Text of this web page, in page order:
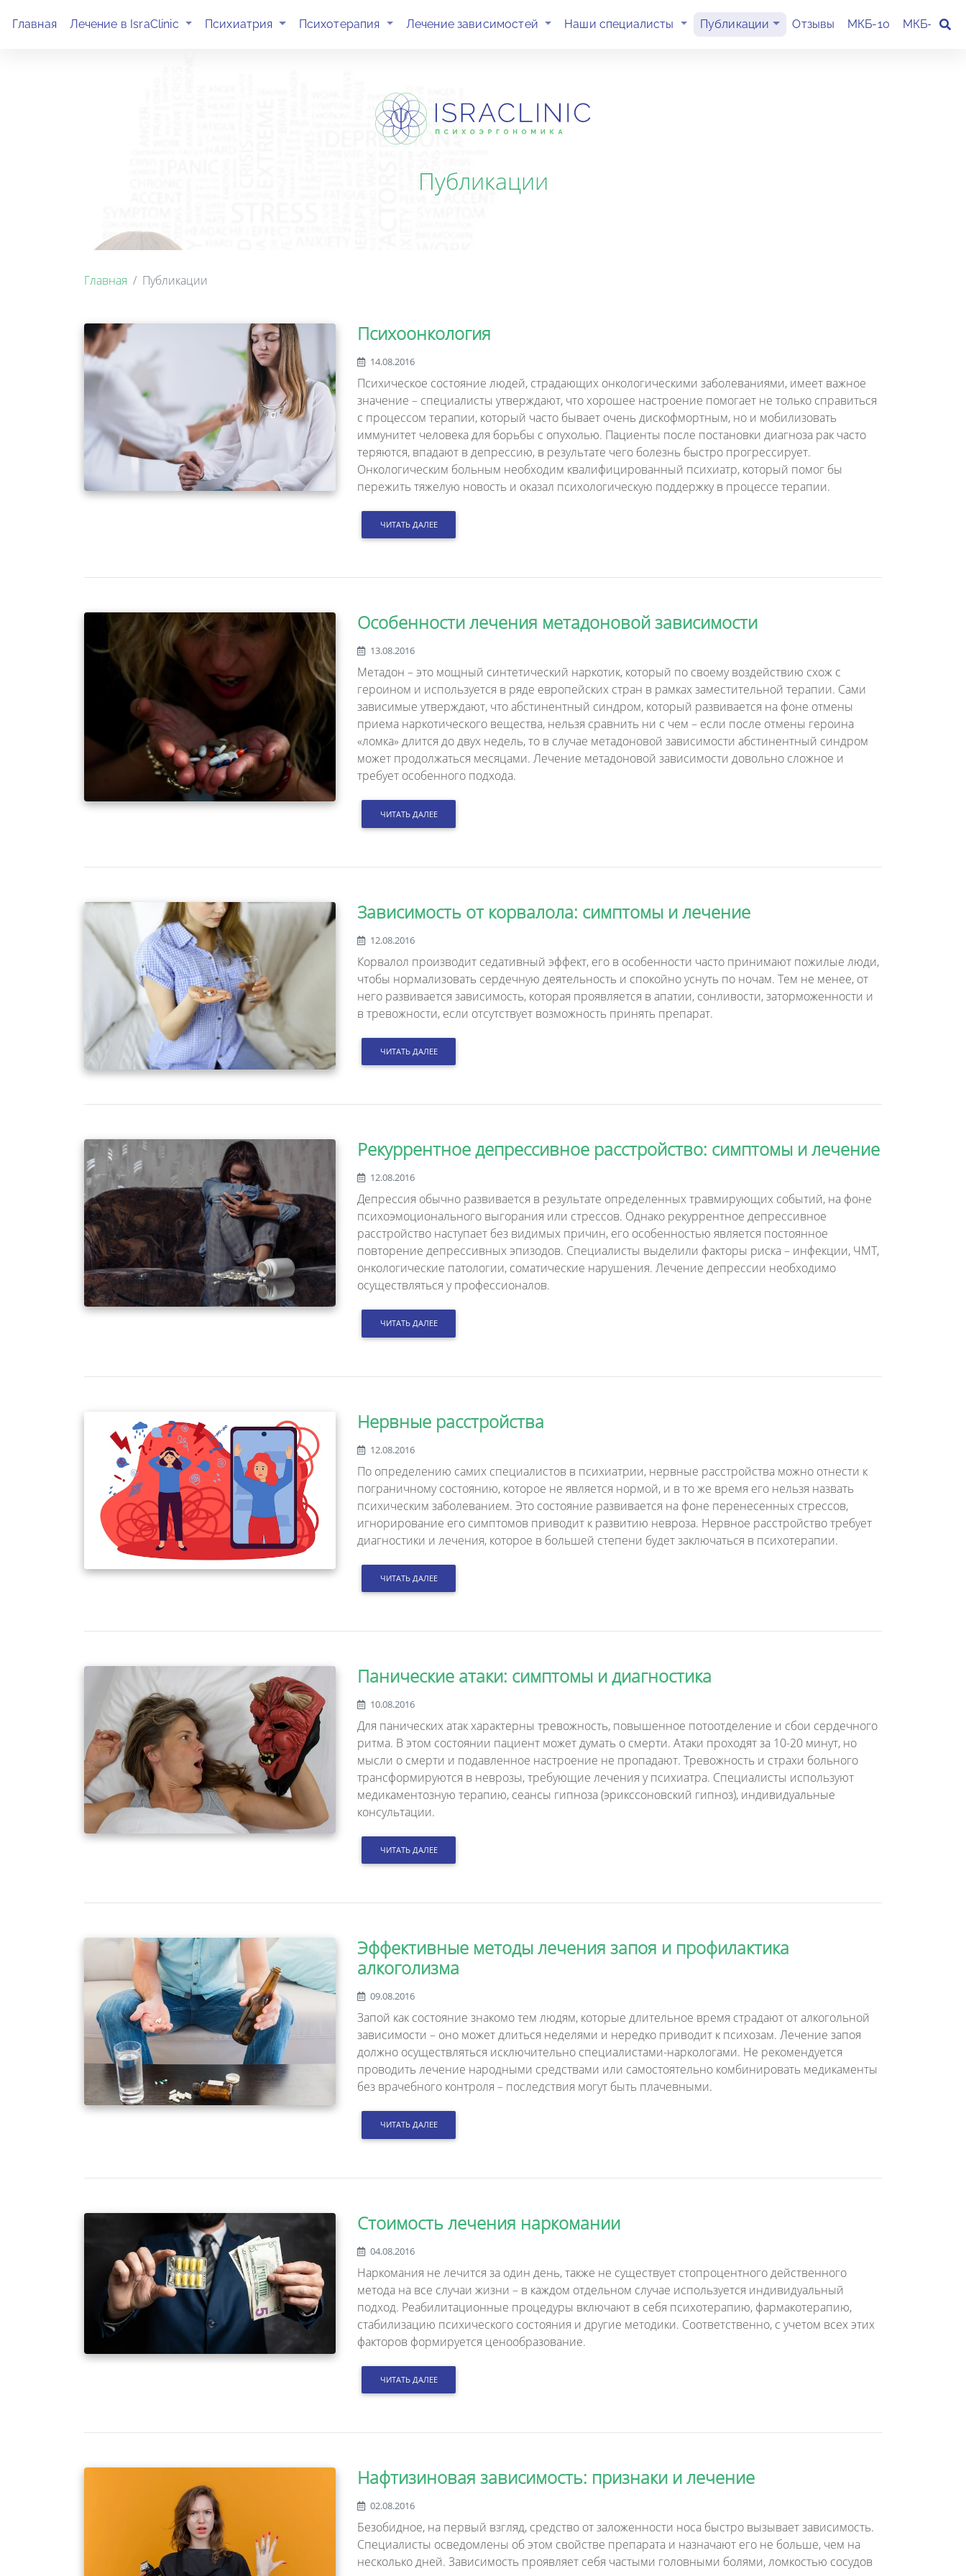
Главная Лечение в IsraClinic (current)Психиатрия (current)Психотерапия (current)Лечение зависимостей (current)Наши специалисты (current)Публикации Отзывы МКБ-10 МКБ-11
Публикации
Главная Публикации
Психоонкология
14.08.2016
Психическое состояние людей, страдающих онкологическими заболеваниями, имеет важное
значение – специалисты утверждают, что хорошее настроение помогает не только справиться
с процессом терапии, который часто бывает очень дискофмортным, но и мобилизовать
иммунитет человека для борьбы с опухолью. Пациенты после постановки диагноза рак часто
теряются, впадают в депрессию, в результате чего болезнь быстро прогрессирует.
Онкологическим больным необходим квалифицированный психиатр, который помог бы
пережить тяжелую новость и оказал психологическую поддержку в процессе терапии.
ЧИТАТЬ ДАЛЕЕ
Особенности лечения метадоновой зависимости
13.08.2016
Метадон – это мощный синтетический наркотик, который по своему воздействию схож с
героином и используется в ряде европейских стран в рамках заместительной терапии. Сами
зависимые утверждают, что абстинентный синдром, который развивается на фоне отмены
приема наркотического вещества, нельзя сравнить ни с чем – если после отмены героина
«ломка» длится до двух недель, то в случае метадоновой зависимости абстинентный синдром
может продолжаться месяцами. Лечение метадоновой зависимости довольно сложное и
требует особенного подхода.
ЧИТАТЬ ДАЛЕЕ
Зависимость от корвалола: симптомы и лечение
12.08.2016
Корвалол производит седативный эффект, его в особенности часто принимают пожилые люди,
чтобы нормализовать сердечную деятельность и спокойно уснуть по ночам. Тем не менее, от
него развивается зависимость, которая проявляется в апатии, сонливости, заторможенности и
в тревожности, если отсутствует возможность принять препарат.
ЧИТАТЬ ДАЛЕЕ
Рекуррентное депрессивное расстройство: симптомы и лечение
12.08.2016
Депрессия обычно развивается в результате определенных травмирующих событий, на фоне
психоэмоционального выгорания или стрессов. Однако рекуррентное депрессивное
расстройство наступает без видимых причин, его особенностью является постоянное
повторение депрессивных эпизодов. Специалисты выделили факторы риска – инфекции, ЧМТ,
онкологические патологии, соматические нарушения. Лечение депрессии необходимо
осуществляться у профессионалов.
ЧИТАТЬ ДАЛЕЕ
Нервные расстройства
12.08.2016
По определению самих специалистов в психиатрии, нервные расстройства можно отнести к
пограничному состоянию, которое не является нормой, и в то же время его нельзя назвать
психическим заболеванием. Это состояние развивается на фоне перенесенных стрессов,
игнорирование его симптомов приводит к развитию невроза. Нервное расстройство требует
диагностики и лечения, которое в большей степени будет заключаться в психотерапии.
ЧИТАТЬ ДАЛЕЕ
Панические атаки: симптомы и диагностика
10.08.2016
Для панических атак характерны тревожность, повышенное потоотделение и сбои сердечного
ритма. В этом состоянии пациент может думать о смерти. Атаки проходят за 10-20 минут, но
мысли о смерти и подавленное настроение не пропадают. Тревожность и страхи больного
трансформируются в неврозы, требующие лечения у психиатра. Специалисты используют
медикаментозную терапию, сеансы гипноза (эрикссоновский гипноз), индивидуальные
консультации.
ЧИТАТЬ ДАЛЕЕ
Эффективные методы лечения запоя и профилактика
алкоголизма
09.08.2016
Запой как состояние знакомо тем людям, которые длительное время страдают от алкогольной
зависимости – оно может длиться неделями и нередко приводит к психозам. Лечение запоя
должно осуществляться исключительно специалистами-наркологами. Не рекомендуется
проводить лечение народными средствами или самостоятельно комбинировать медикаменты
без врачебного контроля – последствия могут быть плачевными.
ЧИТАТЬ ДАЛЕЕ
Стоимость лечения наркомании
04.08.2016
Наркомания не лечится за один день, также не существует стопроцентного действенного
метода на все случаи жизни – в каждом отдельном случае используется индивидуальный
подход. Реабилитационные процедуры включают в себя психотерапию, фармакотерапию,
стабилизацию психического состояния и другие методики. Соответственно, с учетом всех этих
факторов формируется ценообразование.
ЧИТАТЬ ДАЛЕЕ
Нафтизиновая зависимость: признаки и лечение
02.08.2016
Безобидное, на первый взгляд, средство от заложенности носа быстро вызывает зависимость.
Специалисты осведомлены об этом свойстве препарата и назначают его не больше, чем на
несколько дней. Зависимость проявляет себя частыми головными болями, ломкостью сосудов